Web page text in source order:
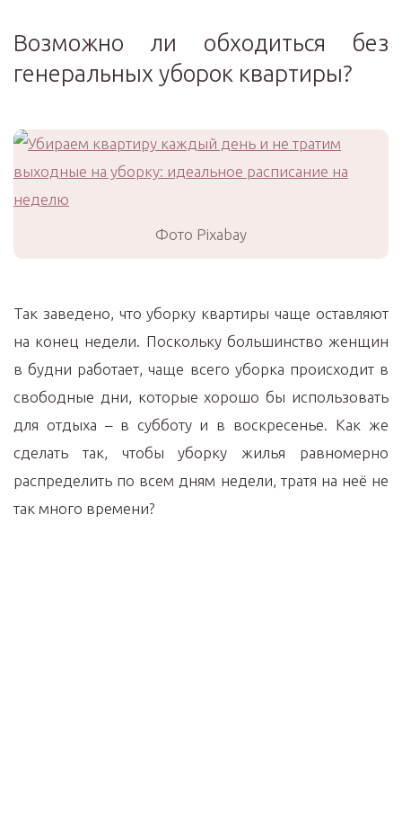
Возможно ли обходиться без
генеральных уборок квартиры?
Фото Pixabay
Так заведено, что уборку квартиры чаще оставляют
на конец недели. Поскольку большинство женщин
в будни работает, чаще всего уборка происходит в
свободные дни, которые хорошо бы использовать
для отдыха – в субботу и в воскресенье. Как же
сделать так, чтобы уборку жилья равномерно
распределить по всем дням недели, тратя на неё не
так много времени?